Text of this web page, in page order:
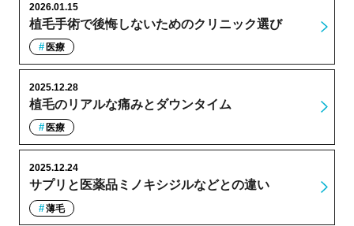
植毛手術で後悔しないためのクリニック選び
2026.01.15
医療
植毛のリアルな痛みとダウンタイム
2025.12.28
医療
サプリと医薬品ミノキシジルなどとの違い
2025.12.24
薄毛